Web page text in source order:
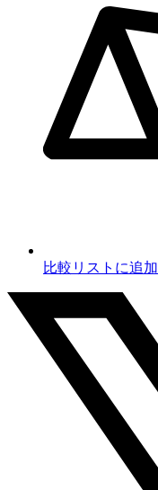
比較リストに追加